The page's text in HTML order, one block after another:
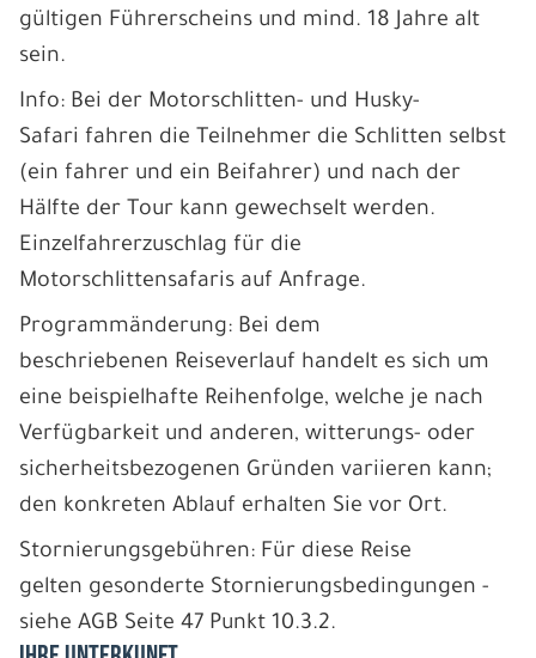
gültigen Führerscheins und mind. 18 Jahre alt
sein.
Info: Bei der Motorschlitten- und Husky-
Safari fahren die Teilnehmer die Schlitten selbst
(ein fahrer und ein Beifahrer) und nach der
Hälfte der Tour kann gewechselt werden.
Einzelfahrerzuschlag für die
Motorschlittensafaris auf Anfrage.
Programmänderung: Bei dem
beschriebenen Reiseverlauf handelt es sich um
eine beispielhafte Reihenfolge, welche je nach
Verfügbarkeit und anderen, witterungs- oder
sicherheitsbezogenen Gründen variieren kann;
den konkreten Ablauf erhalten Sie vor Ort.
Stornierungsgebühren: Für diese Reise
gelten gesonderte Stornierungsbedingungen -
siehe AGB Seite 47 Punkt 10.3.2.